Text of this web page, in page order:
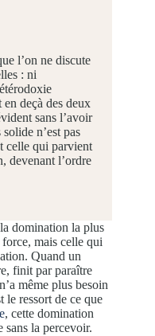
l’on ne discute
: ni
deçà des deux
sans l’avoir
n’est pas
celle qui parvient
devenant l’ordre
domination la plus
force, mais celle qui
Quand un
finit par paraître
même plus besoin
le ressort de ce que
, cette domination
la percevoir.